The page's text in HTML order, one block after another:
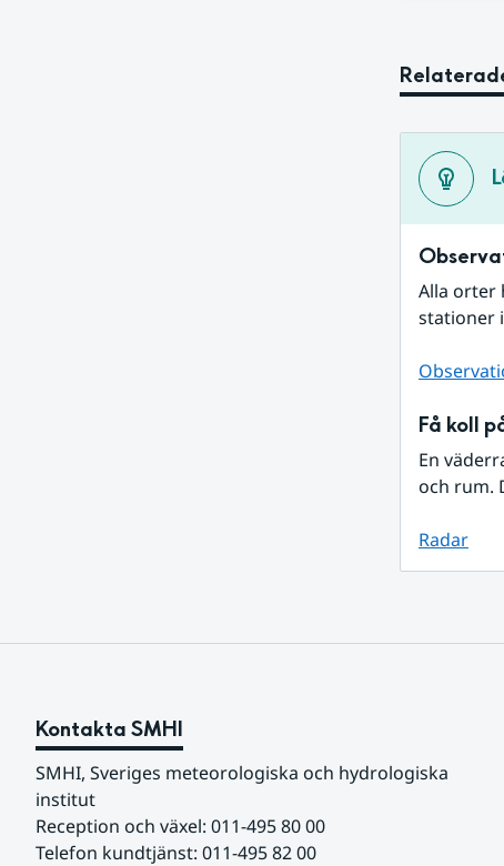
Alla orter
stationer
Få koll
En
och rum.
Radar
Kontakta SMHI
SMHI, Sveriges meteorologiska och hydrologiska
institut
Reception och växel: 011-495 80 00
Telefon kundtjänst: 011-495 82 00